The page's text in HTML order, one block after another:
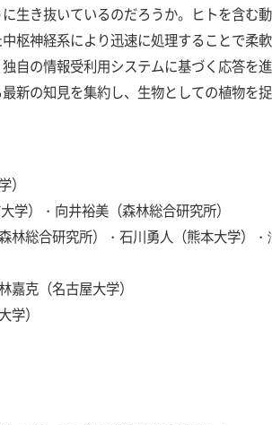
生き抜いているのだろうか。ヒトを含む
枢神経系により迅速に処理することで柔
自の情報受利用システムに基づく応答を
新の知見を集約し、生物としての植物を
学）・向井裕美（森林総合研究所）
林総合研究所）・石川勇人（熊本大学）・
嘉克（名古屋大学）
）